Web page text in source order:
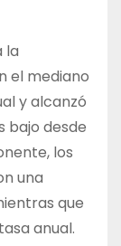
la
el mediano
y alcanzó
bajo desde
los
una
que
anual.